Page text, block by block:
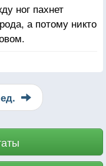
ног пахнет
а потому никто